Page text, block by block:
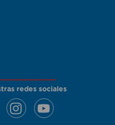
redes sociales